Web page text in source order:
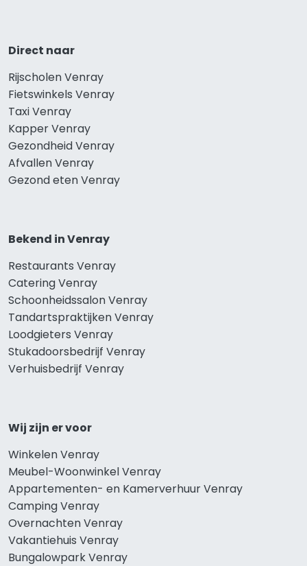
Direct naar
Rijscholen Venray
Fietswinkels Venray
Taxi Venray
Kapper Venray
Gezondheid Venray
Afvallen Venray
Gezond eten Venray
Bekend in Venray
Restaurants Venray
Catering Venray
Schoonheidssalon Venray
Tandartspraktijken Venray
Loodgieters Venray
Stukadoorsbedrijf Venray
Verhuisbedrijf Venray
Wij zijn er voor
Winkelen Venray
Meubel-Woonwinkel Venray
Appartementen- en Kamerverhuur Venray
Camping Venray
Overnachten Venray
Vakantiehuis Venray
Bungalowpark Venray